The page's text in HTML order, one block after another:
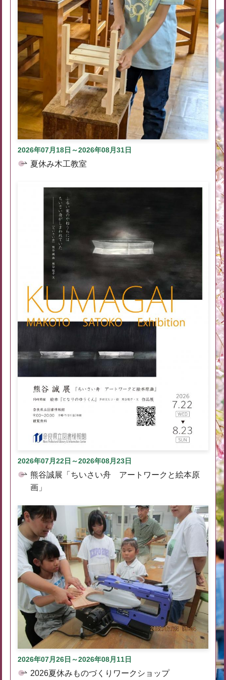
2026年07月18日～2026年08月31日
夏休み木工教室
2026年07月22日～2026年08月23日
熊谷誠展「ちいさい舟 アートワークと絵本原
画」
2026年07月26日～2026年08月11日
2026夏休みものづくりワークショップ